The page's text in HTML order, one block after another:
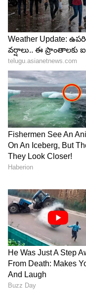
6
9
టీ20 ఫార్మాట్‌లో
అత్యధిక పరుగులు
3853 పరుగులు